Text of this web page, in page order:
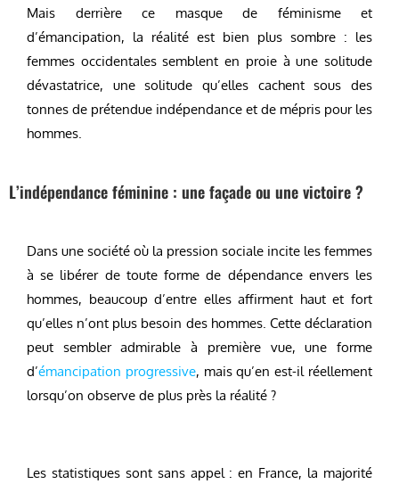
Mais derrière ce masque de féminisme et
d’émancipation, la réalité est bien plus sombre : les
femmes occidentales semblent en proie à une solitude
dévastatrice, une solitude qu’elles cachent sous des
tonnes de prétendue indépendance et de mépris pour les
hommes.
L’indépendance féminine : une façade ou une victoire ?
Dans une société où la pression sociale incite les femmes
à se libérer de toute forme de dépendance envers les
hommes, beaucoup d’entre elles affirment haut et fort
qu’elles n’ont plus besoin des hommes. Cette déclaration
peut sembler admirable à première vue, une forme
d’émancipation progressive, mais qu’en est-il réellement
lorsqu’on observe de plus près la réalité ?
Les statistiques sont sans appel : en France, la majorité